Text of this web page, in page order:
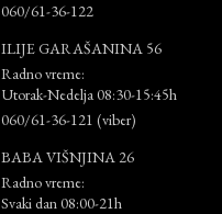
060/61-36-122
ILIJE GARAŠANINA 56
Radno vreme:
Utorak-Nedelja 08:30-15:45h
060/61-36-121 (viber)
BABA VIŠNJINA 26
Radno vreme:
Svaki dan 08:00-21h